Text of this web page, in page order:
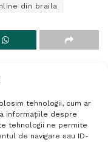
tehnologii, cum ar
informațiile despre
tehnologii ne permite
de navigare sau ID-
din braila